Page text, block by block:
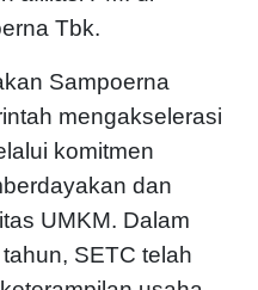
Tbk.
Sampoerna
mengakselerasi
komitmen
dan
UMKM. Dalam
SETC telah